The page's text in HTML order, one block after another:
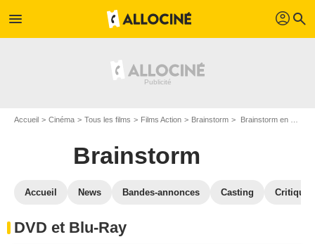
menu profil search
Accueil Cinéma Tous les films Films Action Brainstorm Brainstorm en DVD Blu Ray
Brainstorm
Accueil News Bandes-annonces Casting
DVD et Blu-Ray